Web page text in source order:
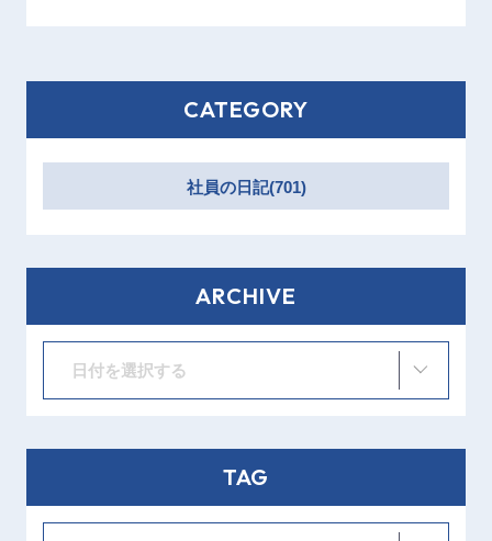
CATEGORY
社員の日記(701)
ARCHIVE
日付を選択する
TAG